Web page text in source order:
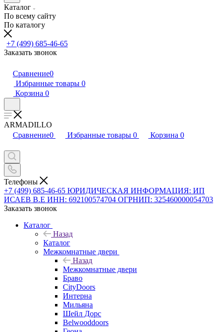
Каталог
По всему сайту
По каталогу
+7 (499) 685-46-65
Заказать звонок
Сравнение0
Избранные товары 0
Корзина 0
ARMADILLO
Сравнение0 Избранные товары 0 Корзина 0
Телефоны
+7 (499) 685-46-65 ЮРИДИЧЕСКАЯ ИНФОРМАЦИЯ: ИП
ИСАЕВ В.Е ИНН: 692100574704 ОГРНИП: 325460000054703
Заказать звонок
Каталог
Назад
Каталог
Межкомнатные двери
Назад
Межкомнатные двери
Браво
CityDoors
Интерна
Мильяна
Шейл Дорс
Belwooddoors